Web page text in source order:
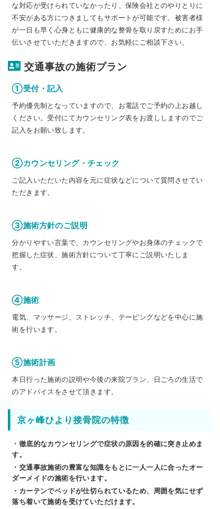
な対応が受けられていなかったり、保険会社とのやりとりに
不安がある方につきましてもサポートが可能です。被害者様
が一日も早く心身ともに健康的な整骨を取り戻すためにお手
伝いさせていただきますので、お気軽にご相談下さい。
交通事故の施術プラン
①受付・記入
予約優先制となっていますので、お電話でご予約の上お越し
ください。受付にてカウンセリング表をお渡ししますのでご
記入をお願い致します。
②カウンセリング・チェック
ご記入いただいた内容を元に症状などについて質問させてい
ただきます。
③施術方針のご説明
分かりやすい言葉で、カウンセリングやお身体のチェックで
把握した症状、施術方針について丁寧にご説明いたしま
す。
④施術
電気、マッサージ、ストレッチ、テーピングなどを中心に施
術を行います。
⑤施術計画
本日行った施術の説明や今後の来院プラン、日ごろの生活で
のアドバイスをさせて頂きます。
京ヶ峰ひより接骨院の特徴
・徹底的なカウンセリングで症状の原因を的確に突き止めま
す。
・交通事故施術の豊富な知識をもとに一人一人に合ったオー
ダーメイドの施術を行います。
・カーテンでベッドが仕切られているため、周囲を気にせず
落ち着いて施術を受けていただけます。